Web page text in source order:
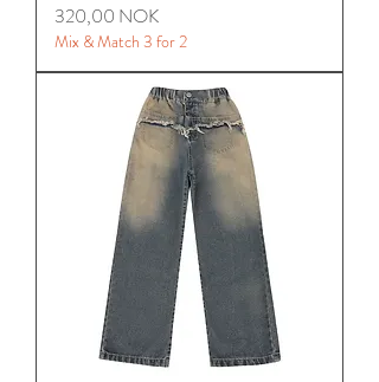
Цена
320,00 NOK
Mix & Match 3 for 2